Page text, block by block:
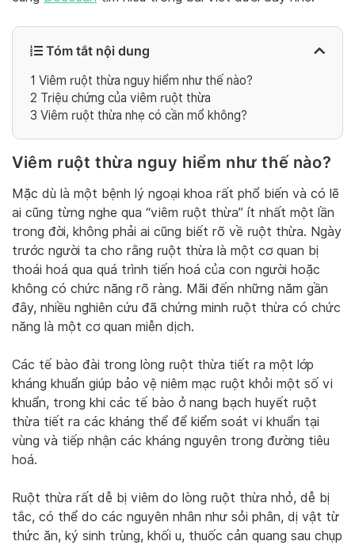
Tóm tắt nội dung
1 Viêm ruột thừa nguy hiểm như thế nào?
2 Triệu chứng của viêm ruột thừa
3 Viêm ruột thừa nhẹ có cần mổ không?
Viêm ruột thừa nguy hiểm như thế nào?
Mặc dù là một bệnh lý ngoại khoa rất phổ biến và có lẽ
ai cũng từng nghe qua “viêm ruột thừa” ít nhất một lần
trong đời, không phải ai cũng biết rõ về ruột thừa. Ngày
trước người ta cho rằng ruột thừa là một cơ quan bị
thoái hoá qua quá trình tiến hoá của con người hoặc
không có chức năng rõ ràng. Mãi đến những năm gần
đây, nhiều nghiên cứu đã chứng minh ruột thừa có chức
năng là một cơ quan miễn dịch.
Các tế bào đài trong lòng ruột thừa tiết ra một lớp
kháng khuẩn giúp bảo vệ niêm mạc ruột khỏi một số vi
khuẩn, trong khi các tế bào ở nang bạch huyết ruột
thừa tiết ra các kháng thể để kiểm soát vi khuẩn tại
vùng và tiếp nhận các kháng nguyên trong đường tiêu
hoá.
Ruột thừa rất dễ bị viêm do lòng ruột thừa nhỏ, dễ bị
tắc, có thể do các nguyên nhân như sỏi phân, dị vật từ
thức ăn, ký sinh trùng, khối u, thuốc cản quang sau chụp